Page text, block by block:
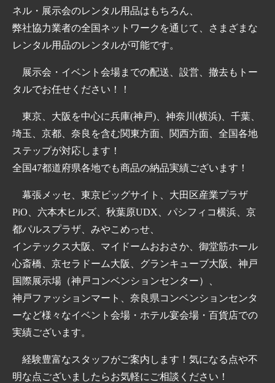
ネル・展示会のレンタル用品はもちろん、
弊社協力業者の全国ネットワークを通じて、さまざまな
レンタル用品のレンタルが可能です。
展示会・イベント会場までの配送、設営、撤去もトー
タルでお任せください！！
東京、大阪を中心に兵庫(神戸)、神奈川(横浜)、千葉、
埼玉、京都、奈良を含む関東方面、関西方面、全国各地
ステップが対応します！
全国47都道府県各地でも商品の納品実績ございます！
幕張メッセ、東京ビッグサイト、大田区産業プラザ
PiO、六本木ヒルズ、秋葉原UDX、パシフィコ横浜、京
都パルスプラザ、みやこめっせ、
インテックス大阪、マイドームおおさか、御堂筋ホール
心斎橋、京セラドーム大阪、グランキューブ大阪、神戸
国際展示場（神戸コンベンションセンター）、
神戸ファッションマート、奈良県コンベンションセンタ
ーなど様々なイベント会場・ホテル宴会場・百貨店での
実績ございます。
経験豊富なスタッフがご案内します！気になる点や不
明な点ございましたらお気軽にご相談ください！